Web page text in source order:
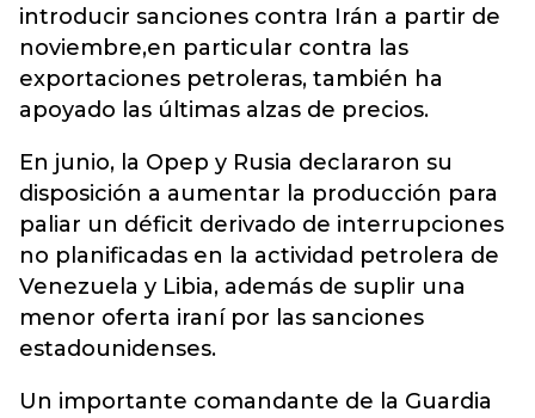
introducir sanciones contra Irán a partir de
noviembre,en particular contra las
exportaciones petroleras, también ha
apoyado las últimas alzas de precios.
En junio, la Opep y Rusia declararon su
disposición a aumentar la producción para
paliar un déficit derivado de interrupciones
no planificadas en la actividad petrolera de
Venezuela y Libia, además de suplir una
menor oferta iraní por las sanciones
estadounidenses.
Un importante comandante de la Guardia